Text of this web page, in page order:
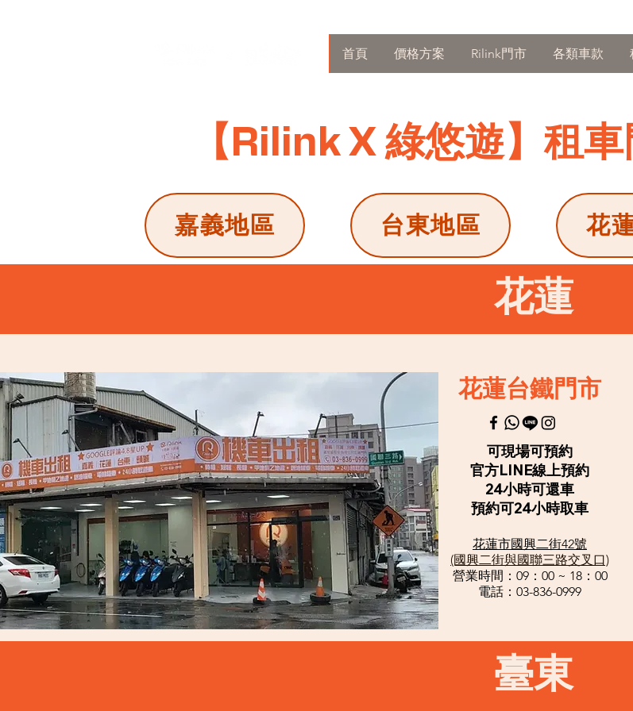
首頁 價格方案 Rilink門市 各類車款
【Rilink X 綠悠遊】租
嘉義地區 台東地區 花
花蓮
花蓮台鐵門市
可現場可預約
官方LINE線上預約
24小時可還車
​預約可24小時取車
花蓮市國興二街42號
(國興二街與國聯三路交叉口)
營業時間：09：00 ~ 18：00
電話：03-836-0999
臺東